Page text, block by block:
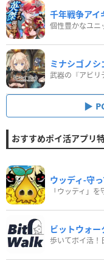
千年戦争アイ
個性豊かなユニ
ミナシゴノシ
おすすめポイ活アプリ
ウッディ‐守
「ウッディ」
ビットウォー